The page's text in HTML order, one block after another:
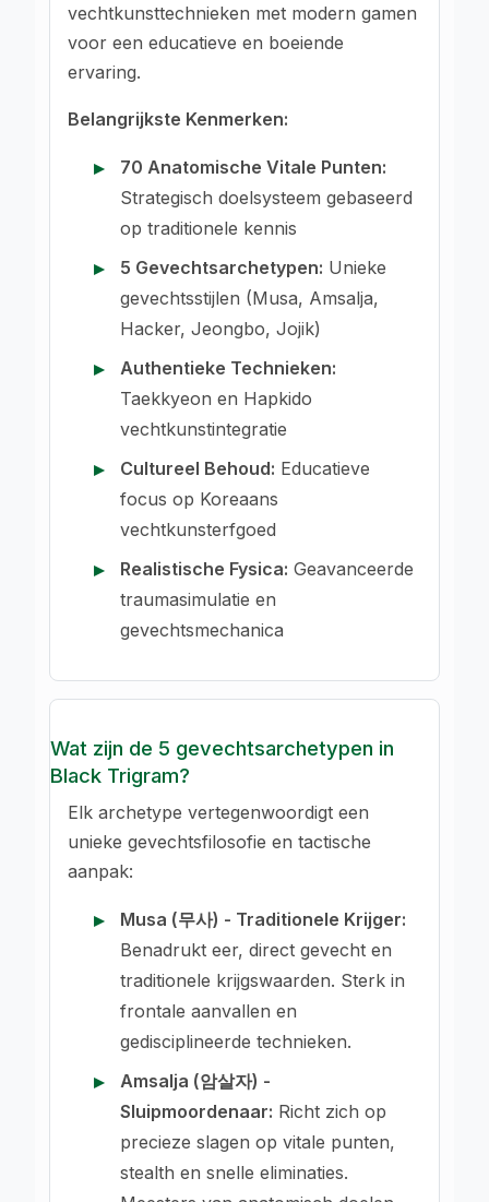
vechtkunsttechnieken met modern gamen
voor een educatieve en boeiende
ervaring.
Belangrijkste Kenmerken:
70 Anatomische Vitale Punten:
Strategisch doelsysteem gebaseerd
op traditionele kennis
5 Gevechtsarchetypen: Unieke
gevechtsstijlen (Musa, Amsalja,
Hacker, Jeongbo, Jojik)
Authentieke Technieken:
Taekkyeon en Hapkido
vechtkunstintegratie
Cultureel Behoud: Educatieve
focus op Koreaans
vechtkunsterfgoed
Realistische Fysica: Geavanceerde
traumasimulatie en
gevechtsmechanica
Wat zijn de 5 gevechtsarchetypen in
Black Trigram?
Elk archetype vertegenwoordigt een
unieke gevechtsfilosofie en tactische
aanpak:
Musa (무사) - Traditionele Krijger:
Benadrukt eer, direct gevecht en
traditionele krijgswaarden. Sterk in
frontale aanvallen en
gedisciplineerde technieken.
Amsalja (암살자) -
Sluipmoordenaar: Richt zich op
precieze slagen op vitale punten,
stealth en snelle eliminaties.